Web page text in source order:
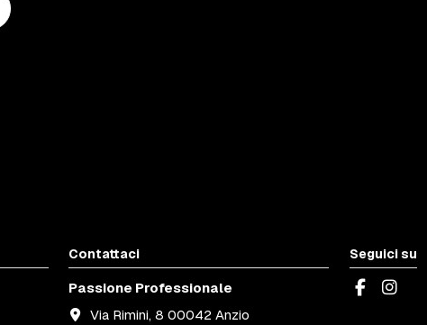
Contattaci
Passione Professionale
Via Rimini, 8 00042 Anzio
Seguici su